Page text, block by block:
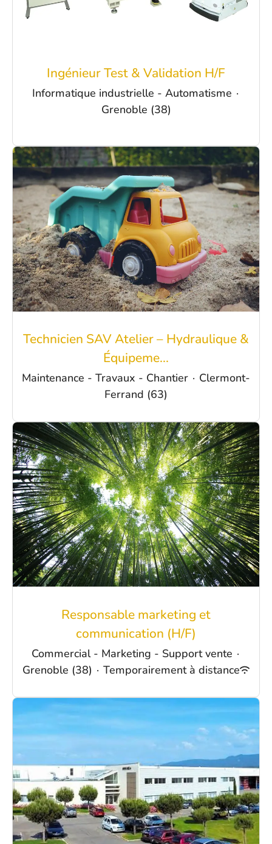
Ingénieur Test & Validation H/F
Informatique industrielle - Automatisme ·
Grenoble (38)
Technicien SAV Atelier – Hydraulique &
Équipeme...
Maintenance - Travaux - Chantier · Clermont-
Ferrand (63)
Responsable marketing et
communication (H/F)
Commercial - Marketing - Support vente ·
Grenoble (38) · Temporairement à distance